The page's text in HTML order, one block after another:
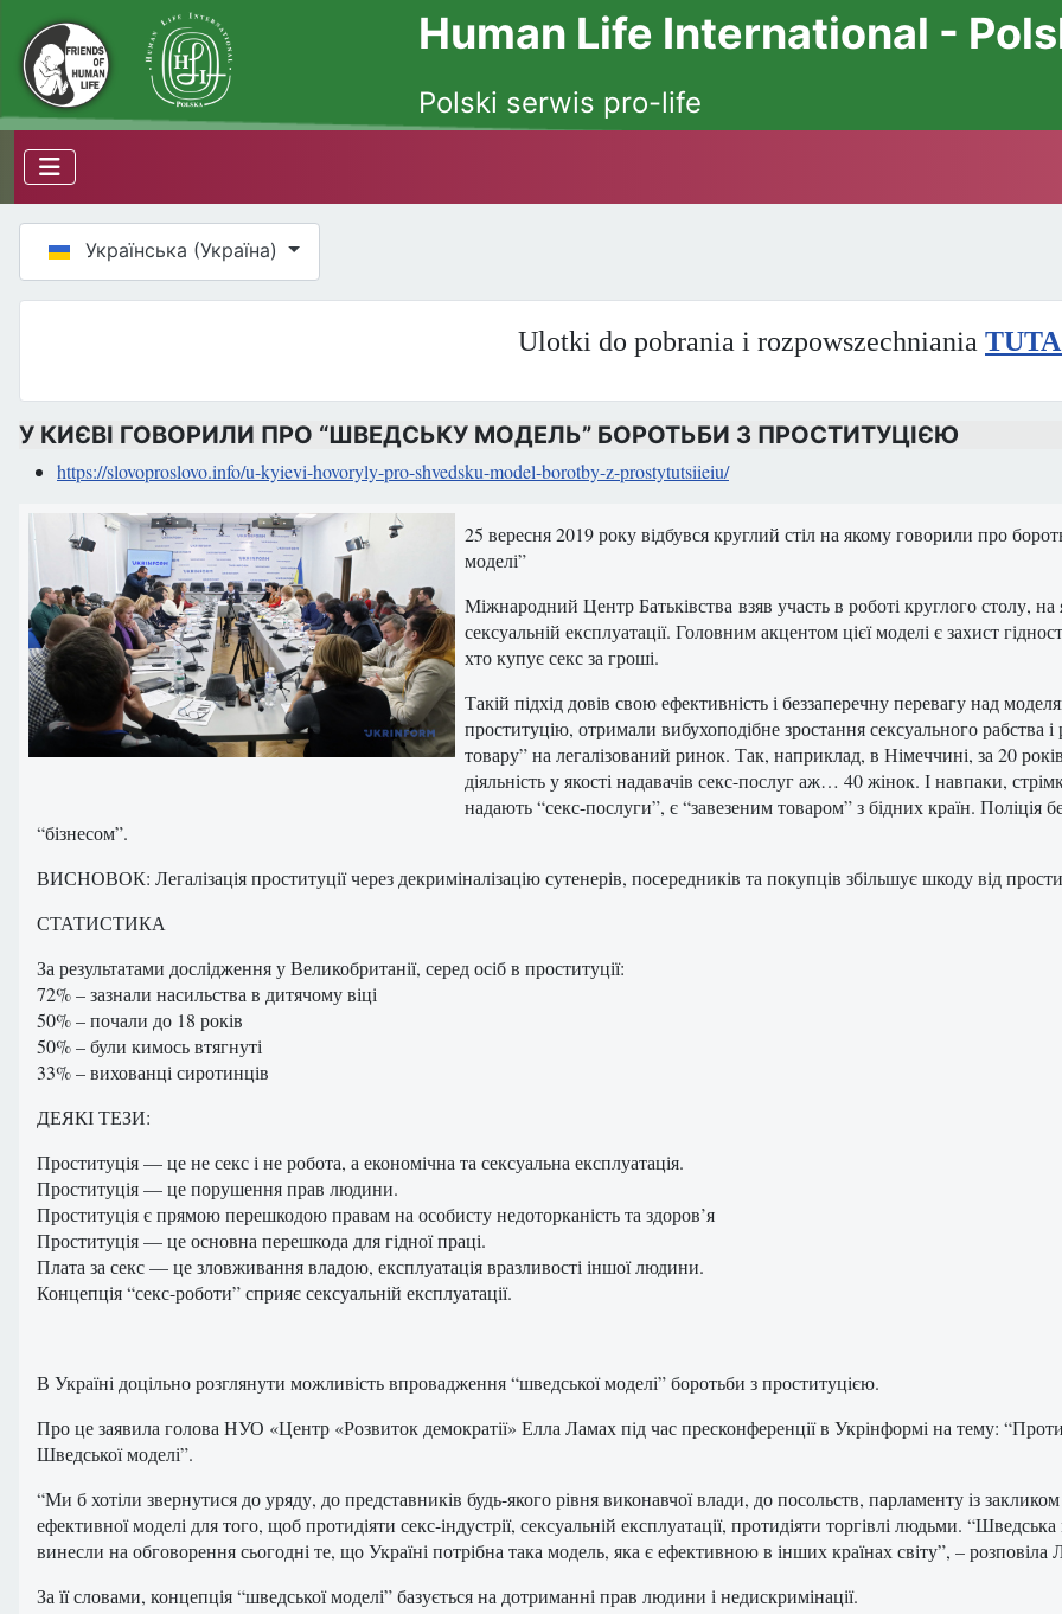
Human Life International -
Polski serwis pro-life
Оберіть свою мову
Українська (Україна)
Ulotki do pobrania i rozpowszechniania
У КИЄВІ ГОВОРИЛИ ПРО “ШВЕДСЬКУ МОДЕЛЬ” БОРОТЬБИ З ПРОСТИТУЦІЄЮ
https://slovoproslovo.info/u-kyievi-hovoryly-pro-shvedsku-model-borotby-z-prostytutsiieiu/
25 вересня 2019 року відбувся круглий стіл на якому говорили про
моделі”
Міжнародний Центр Батьківства взяв участь в роботі круглого столу,
сексуальній експлуатації. Головним акцентом цієї моделі є захист
хто купує секс за гроші.
Такій підхід довів свою ефективність і беззаперечну перевагу над
проституцію, отримали вибухоподібне зростання сексуального рабства
товару” на легалізований ринок. Так, наприклад, в Німеччині, за 20
діяльність у якості надавачів секс-послуг аж… 40 жінок. І навпаки,
надають “секс-послуги”, є “завезеним товаром” з бідних країн. Поліція
“бізнесом”.
ВИСНОВОК: Легалізація проституції через декриміналізацію сутенерів, посередників та покупців збільшує шкоду від
СТАТИСТИКА
За результатами дослідження у Великобританії, серед осіб в проституції:
72% – зазнали насильства в дитячому віці
50% – почали до 18 років
50% – були кимось втягнуті
33% – вихованці сиротинців
ДЕЯКІ ТЕЗИ:
Проституція — це не секс і не робота, а економічна та сексуальна експлуатація.
Проституція — це порушення прав людини.
Проституція є прямою перешкодою правам на особисту недоторканість та здоров’я
Проституція — це основна перешкода для гідної праці.
Плата за секс — це зловживання владою, експлуатація вразливості іншої людини.
Концепція “секс-роботи” сприяє сексуальній експлуатації.
В Україні доцільно розглянути можливість впровадження “шведської моделі” боротьби з проституцією.
Про це заявила голова НУО «Центр «Розвиток демократії» Елла Ламах під час пресконференції в Укрінформі на тему:
Шведської моделі”.
“Ми б хотіли звернутися до уряду, до представників будь-якого рівня виконавчої влади, до посольств, парламенту із
ефективної моделі для того, щоб протидіяти секс-індустрії, сексуальній експлуатації, протидіяти торгівлі людьми.
винесли на обговорення сьогодні те, що Україні потрібна така модель, яка є ефективною в інших країнах світу”, – розповіла
За її словами, концепція “шведської моделі” базується на дотриманні прав людини і недискримінації.